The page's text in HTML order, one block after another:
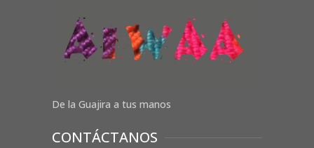
De la Guajira a tus manos
CONTÁCTANOS